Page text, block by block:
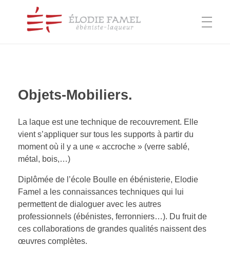
Motifs
Histoire(s)
Matières
Restauration
CONTACT
Objets-Mobiliers.
La laque est une technique de recouvrement. Elle
vient s’appliquer sur tous les supports à partir du
moment où il y a une « accroche » (verre sablé,
métal, bois,…)
Diplômée de l’école Boulle en ébénisterie, Elodie
Famel a les connaissances techniques qui lui
permettent de dialoguer avec les autres
professionnels (ébénistes, ferronniers…). Du fruit de
ces collaborations de grandes qualités naissent des
œuvres complètes.